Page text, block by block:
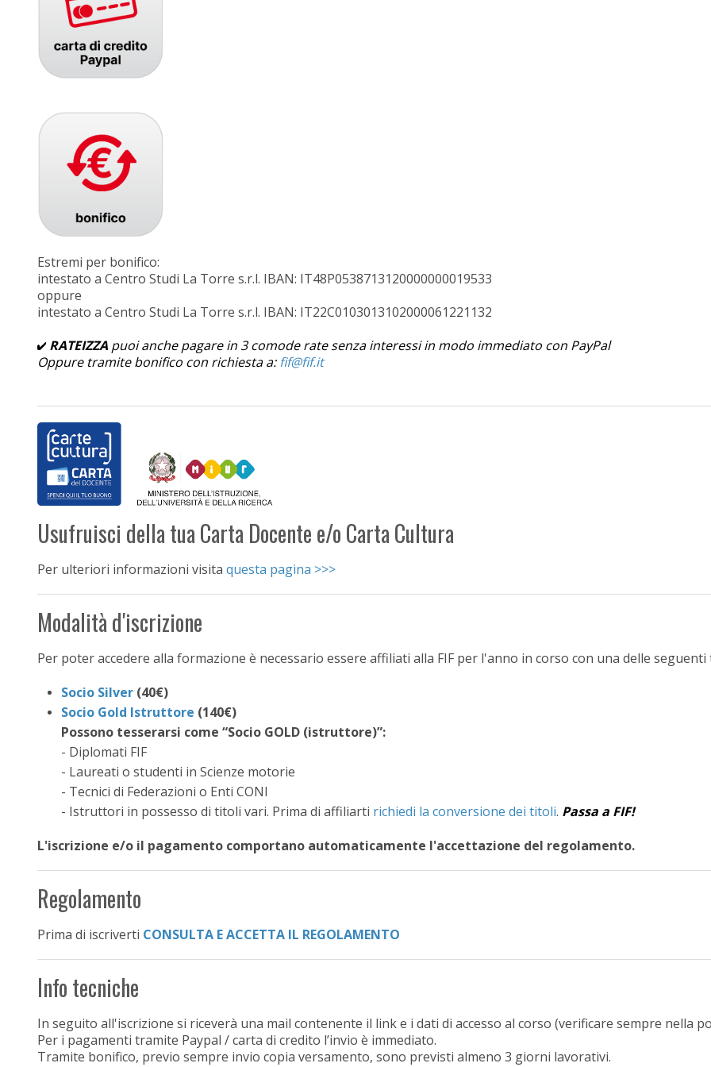
Estremi per bonifico:
intestato a Centro Studi La Torre s.r.l. IBAN: IT48P0538713120000000019533
oppure
intestato a Centro Studi La Torre s.r.l. IBAN: IT22C0103013102000061221132
RATEIZZA puoi anche pagare in 3 comode rate senza interessi in modo immediato con PayPal
Oppure tramite bonifico con richiesta a:
Usufruisci della tua Carta Docente e/o Carta Cultura
Per ulteriori informazioni visita questa pagina >>>
Modalità d'iscrizione
Per poter accedere alla formazione è necessario essere affiliati alla FIF per l'anno in corso con una delle seguenti
Socio Silver (40€)
Socio Gold Istruttore (140€)
Possono tesserarsi come “Socio GOLD (istruttore)”:
- Diplomati FIF
- Laureati o studenti in Scienze motorie
- Tecnici di Federazioni o Enti CONI
- Istruttori in possesso di titoli vari. Prima di affiliarti richiedi la conversione dei titoli. Passa a FIF!
L'iscrizione e/o il pagamento comportano automaticamente l'accettazione del regolamento.
Regolamento
Prima di iscriverti CONSULTA E ACCETTA IL REGOLAMENTO
Info tecniche
In seguito all'iscrizione si riceverà una mail contenente il link e i dati di accesso al corso (verificare sempre nella
Per i pagamenti tramite Paypal / carta di credito l’invio è immediato.
Tramite bonifico, previo sempre invio copia versamento, sono previsti almeno 3 giorni lavorativi.